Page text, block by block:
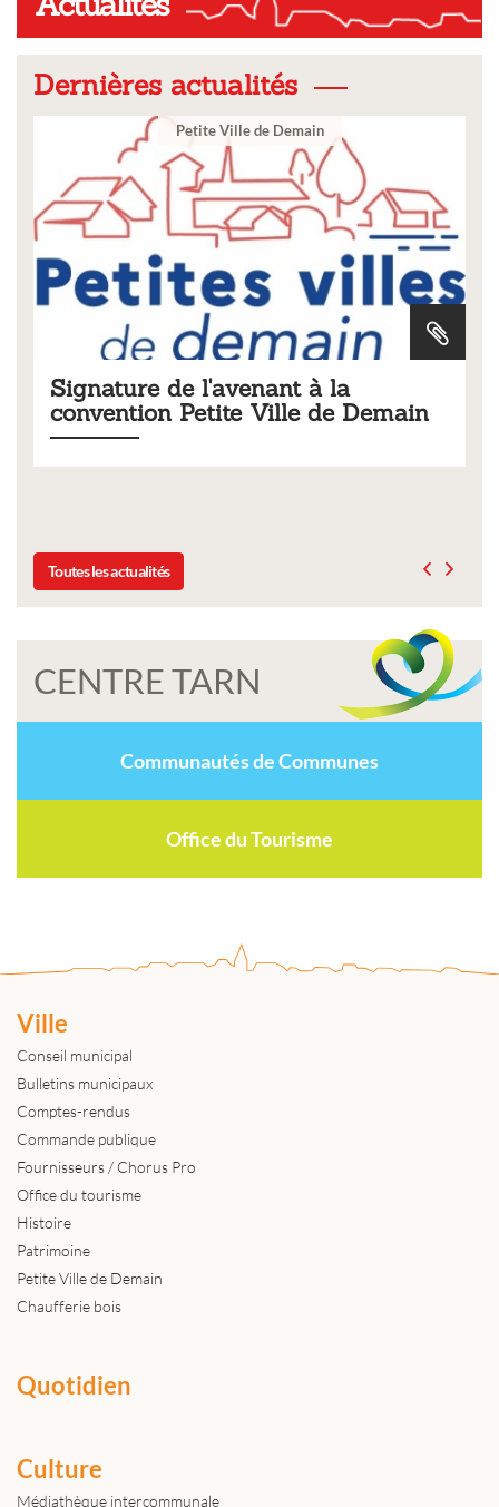
Dernières actualités
Petite Ville de Demain
de l'avenant à la
Petite Ville de Demain
Tarifs 2026
municipaux
Toutes les actualités
CENTRE TARN
Communautés de Communes
Office du Tourisme
Ville
Conseil municipal
Bulletins municipaux
Comptes-rendus
Commande publique
Fournisseurs / Chorus Pro
Office du tourisme
Histoire
Patrimoine
Petite Ville de Demain
Chaufferie bois
Quotidien
Culture
Médiathèque intercommunale